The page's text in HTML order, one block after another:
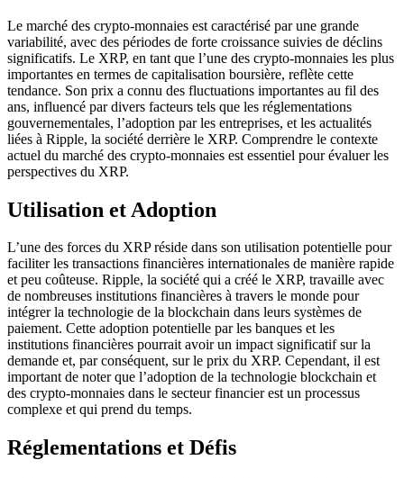
Le marché des crypto-monnaies est caractérisé par une grande
variabilité, avec des périodes de forte croissance suivies de déclins
significatifs. Le XRP, en tant que l’une des crypto-monnaies les plus
importantes en termes de capitalisation boursière, reflète cette
tendance. Son prix a connu des fluctuations importantes au fil des
ans, influencé par divers facteurs tels que les réglementations
gouvernementales, l’adoption par les entreprises, et les actualités
liées à Ripple, la société derrière le XRP. Comprendre le contexte
actuel du marché des crypto-monnaies est essentiel pour évaluer les
perspectives du XRP.
Utilisation et Adoption
L’une des forces du XRP réside dans son utilisation potentielle pour
faciliter les transactions financières internationales de manière rapide
et peu coûteuse. Ripple, la société qui a créé le XRP, travaille avec
de nombreuses institutions financières à travers le monde pour
intégrer la technologie de la blockchain dans leurs systèmes de
paiement. Cette adoption potentielle par les banques et les
institutions financières pourrait avoir un impact significatif sur la
demande et, par conséquent, sur le prix du XRP. Cependant, il est
important de noter que l’adoption de la technologie blockchain et
des crypto-monnaies dans le secteur financier est un processus
complexe et qui prend du temps.
Réglementations et Défis